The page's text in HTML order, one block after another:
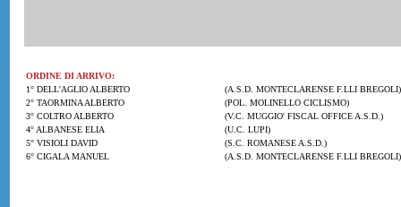
ORDINE DI ARRIVO:
1° DELL'AGLIO ALBERTO
(A.S.D. MONTECLARENSE F.LLI BREGOLI)
2° TAORMINA ALBERTO
(POL. MOLINELLO CICLISMO)
3° COLTRO ALBERTO
(V.C. MUGGIO' FISCAL OFFICE A.S.D.)
4° ALBANESE ELIA
(U.C. LUPI)
5° VISIOLI DAVID
(S.C. ROMANESE A.S.D.)
6° CIGALA MANUEL
(A.S.D. MONTECLARENSE F.LLI BREGOLI)